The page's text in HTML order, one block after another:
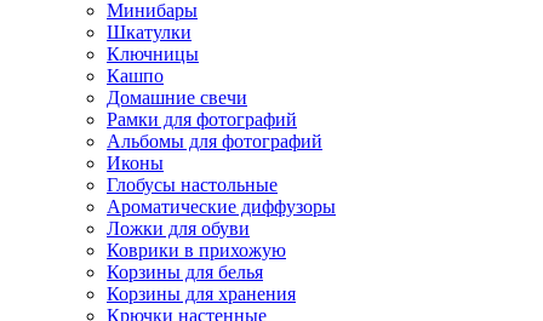
Минибары
Шкатулки
Ключницы
Кашпо
Домашние свечи
Рамки для фотографий
Альбомы для фотографий
Иконы
Глобусы настольные
Ароматические диффузоры
Ложки для обуви
Коврики в прихожую
Корзины для белья
Корзины для хранения
Крючки настенные